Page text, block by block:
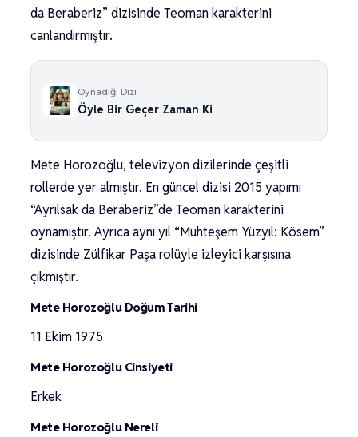
da Beraberiz” dizisinde Teoman karakterini
canlandırmıştır.
Oynadığı Dizi
Öyle Bir Geçer Zaman Ki
Mete Horozoğlu, televizyon dizilerinde çeşitli
rollerde yer almıştır. En güncel dizisi 2015 yapımı
“Ayrılsak da Beraberiz”de Teoman karakterini
oynamıştır. Ayrıca aynı yıl “Muhteşem Yüzyıl: Kösem”
dizisinde Zülfikar Paşa rolüyle izleyici karşısına
çıkmıştır.
Mete Horozoğlu Doğum Tarihi
11 Ekim 1975
Mete Horozoğlu Cinsiyeti
Erkek
Mete Horozoğlu Nereli